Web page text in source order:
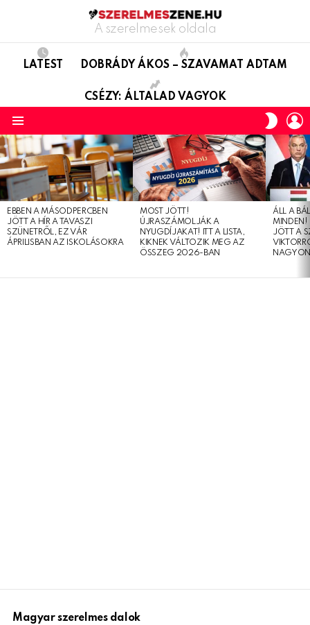
A szerelmesek oldala
LATEST DOBRÁDY ÁKOS – SZAVAMAT ADTAM
CSÉZY: ÁLTALAD VAGYOK
SKIN
LATEST
STORIES
EBBEN A MÁSODPERCBEN
JÖTT A HÍR A TAVASZI
SZÜNETRŐL, EZ VÁR
ÁPRILISBAN AZ ISKOLÁSOKRA
MOST JÖTT!
ÚJRASZÁMOLJÁK A
NYUGDÍJAKAT! ITT A LISTA,
KIKNEK VÁLTOZIK MEG AZ
ÖSSZEG 2026-BAN
ÁLL A
MINDEN!
JÖTT A
Magyar szerelmes dalok